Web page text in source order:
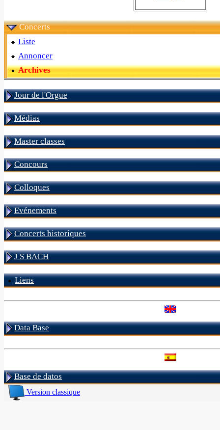
Concerts
Liste
Annoncer
Archives
Jour de l'Orgue
Médias
Master classes
Concours
Colloques
Evénements
Concerts historiques
J S BACH
Liens
Data Base
Base de datos
Version classique